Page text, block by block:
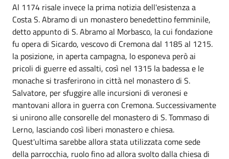
Al 1174 risale invece la prima notizia dell'esistenza a
Costa S. Abramo di un monastero benedettino femminile,
detto appunto di S. Abramo al Morbasco, la cui fondazione
fu opera di Sicardo, vescovo di Cremona dal 1185 al 1215.
la posizione, in aperta campagna, lo esponeva però ai
pricoli di guerre ed assalti, così nel 1315 la badessa e le
monache si trasferirono in città nel monastero di S.
Salvatore, per sfuggire alle incursioni di veronesi e
mantovani allora in guerra con Cremona. Successivamente
si unirono alle consorelle del monastero di S. Tommaso di
Lerno, lasciando così liberi monastero e chiesa.
Quest'ultima sarebbe allora stata utilizzata come sede
della parrocchia, ruolo fino ad allora svolto dalla chiesa di